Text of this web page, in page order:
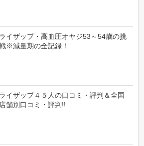
ライザップ・高血圧オヤジ53～54歳の挑
※減量期の全記録！
ライザップ４５人の口コミ・評判＆全国
店舗別口コミ・評判!!